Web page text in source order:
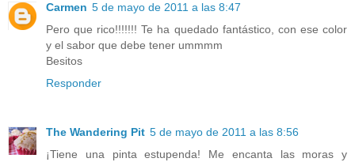
Carmen 5 de mayo de 2011 a las 8:47
Pero que rico!!!!!!! Te ha quedado fantástico, con ese color
y el sabor que debe tener ummmm
Besitos
Responder
The Wandering Pit 5 de mayo de 2011 a las 8:56
¡Tiene una pinta estupenda! Me encanta las moras y